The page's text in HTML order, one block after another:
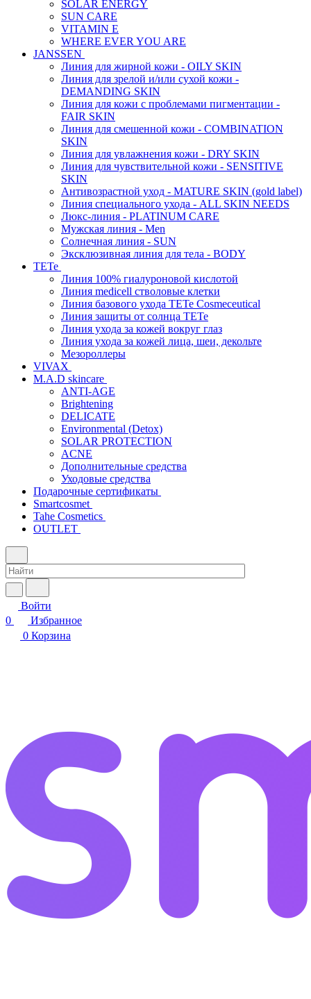
SOLAR ENERGY
SUN CARE
VITAMIN E
WHERE EVER YOU ARE
JANSSEN
Линия для жирной кожи - OILY SKIN
Линия для зрелой и/или сухой кожи -
DEMANDING SKIN
Линия для кожи с проблемами пигментации -
FAIR SKIN
Линия для смешенной кожи - COMBINATION
SKIN
Линия для увлажнения кожи - DRY SKIN
Линия для чувствительной кожи - SENSITIVE
SKIN
Антивозрастной уход - MATURE SKIN (gold label)
Линия специального ухода - ALL SKIN NEEDS
Люкс-линия - PLATINUM CARE
Мужская линия - Men
Солнечная линия - SUN
Эксклюзивная линия для тела - BODY
TETe
Линия 100% гиалуроновой кислотой
Линия medicell стволовые клетки
Линия базового ухода TETe Cosmeceutical
Линия защиты от солнца TETe
Линия ухода за кожей вокруг глаз
Линия ухода за кожей лица, шеи, декольте
Мезороллеры
VIVAX
M.A.D skincare
ANTI-AGE
Brightening
DELICATE
Environmental (Detox)
SOLAR PROTECTION
АCNE
Дополнительные средства
Уходовые средства
Подарочные сертификаты
Smartcosmet
Tahe Cosmetics
OUTLET
Войти
0
Избранное
0 Корзина